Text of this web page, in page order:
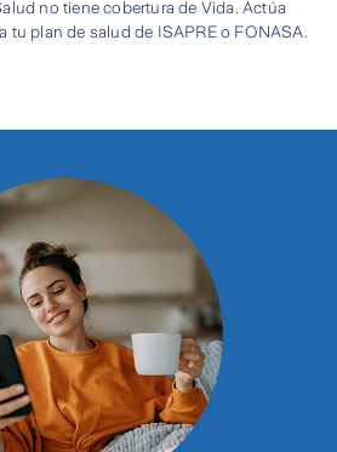
no tiene cobertura de Vida. Actúa
tu plan de salud de ISAPRE o FONASA.